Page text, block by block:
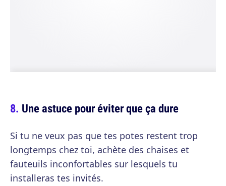
Une astuce pour éviter que ça dure
Si tu ne veux pas que tes potes restent trop
longtemps chez toi, achète des chaises et
fauteuils inconfortables sur lesquels tu
installeras tes invités.